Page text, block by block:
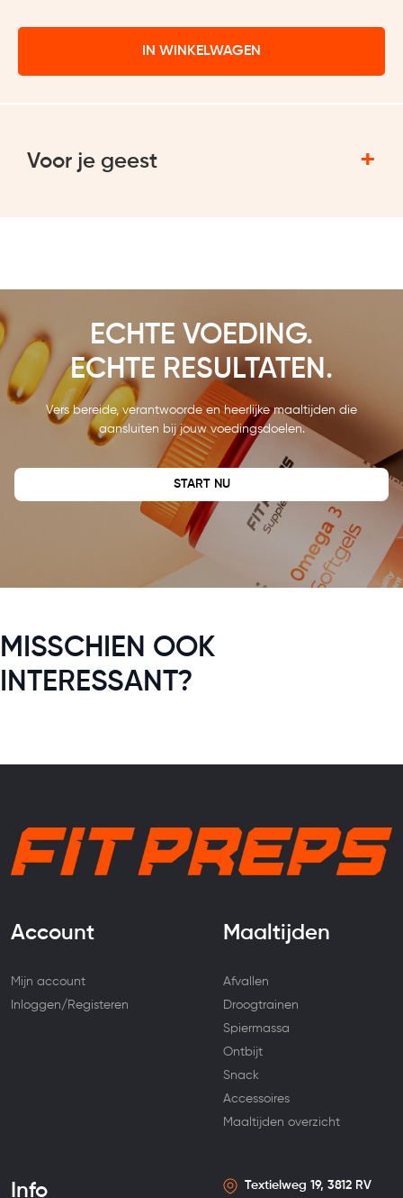
IN WINKELWAGEN
Voor je geest +
ECHTE VOEDING.
ECHTE RESULTATEN.
Vers bereide, verantwoorde en heerlijke maaltijden die
aansluiten bij jouw voedingsdoelen.
START NU
MISSCHIEN OOK
INTERESSANT?
Account
Mijn account
Inloggen/Registeren
Maaltijden
Afvallen
Droogtrainen
Spiermassa
Ontbijt
Snack
Accessoires
Maaltijden overzicht
Info Textielweg 19, 3812 RV